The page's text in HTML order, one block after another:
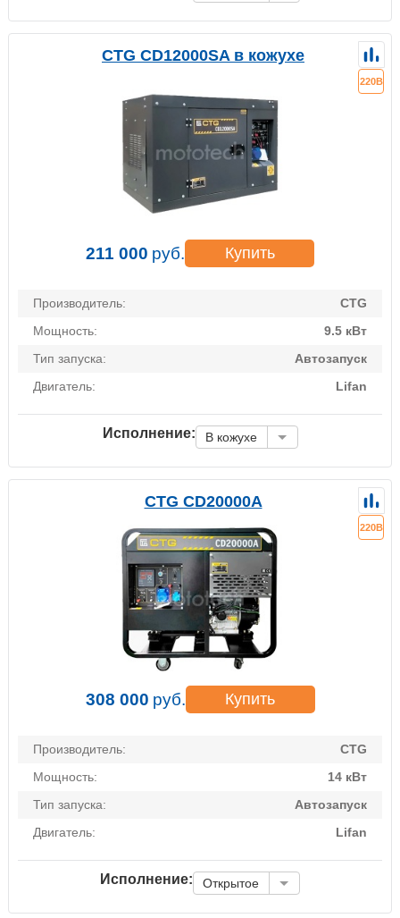
CTG CD12000SA в кожухе
220В
211 000 руб. Купить
Производитель:
CTG
Мощность:
9.5 кВт
Тип запуска:
Автозапуск
Двигатель:
Lifan
Исполнение: В кожухе
CTG CD20000A
220В
308 000 руб. Купить
Производитель:
CTG
Мощность:
14 кВт
Тип запуска:
Автозапуск
Двигатель:
Lifan
Исполнение: Открытое